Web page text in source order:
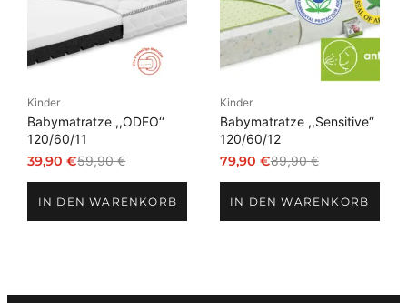
Kinder
Babymatratze ,,ODEO‘‘
120/60/11
59,90€
Ursprünglicher
war:
39,90€
Aktueller
ist:IN DEN WARENKORB
Kinder
Babymatratze ,,Sensitive‘‘
120/60/12
89,90€
Ursprünglicher
war:
79,90 €
Aktueller
ist:IN DEN WARENKORB